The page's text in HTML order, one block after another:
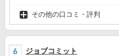
その他の口コミ・評判
ジョブコミット